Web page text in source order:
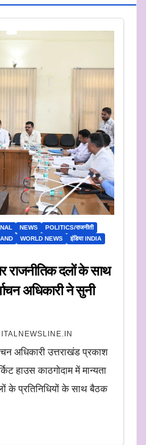
NEWS
POLITICS/राजनीती
WORLD NEWS
इंडिया INDIA
राजनीतिक दलों के साथ
अधिकारी ने सुनी
अधिकारी उत्तराखंड प्रकाश
हाउस काठगोदाम में मान्यता
के प्रतिनिधियों के साथ बैठक